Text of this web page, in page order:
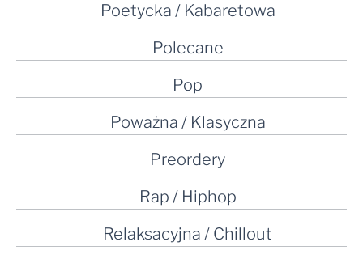
Poetycka / Kabaretowa
Polecane
Pop
Poważna / Klasyczna
Preordery
Rap / Hiphop
Relaksacyjna / Chillout